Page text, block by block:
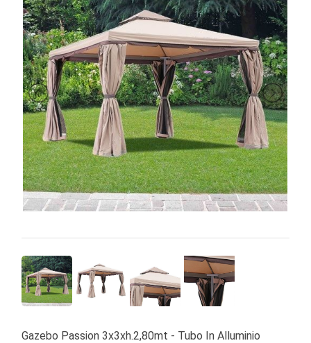
INFANZIA
PUZZLE
SYLVANIAN
FAMILY
VALIGERIA-
BORSETTE
BRAND
Gazebo Passion 3x3xh.2,80mt - Tubo In Alluminio